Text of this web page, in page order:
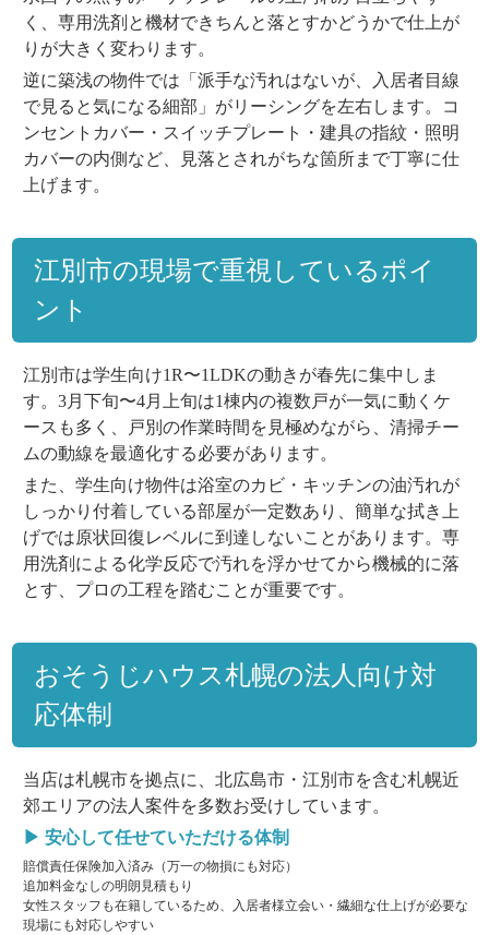
く、専用洗剤と機材できちんと落とすかどうかで仕上が
りが大きく変わります。
逆に築浅の物件では「派手な汚れはないが、入居者目線
で見ると気になる細部」がリーシングを左右します。コ
ンセントカバー・スイッチプレート・建具の指紋・照明
カバーの内側など、見落とされがちな箇所まで丁寧に仕
上げます。
江別市の現場で重視しているポイ
ント
江別市は学生向け1R〜1LDKの動きが春先に集中しま
す。3月下旬〜4月上旬は1棟内の複数戸が一気に動くケ
ースも多く、戸別の作業時間を見極めながら、清掃チー
ムの動線を最適化する必要があります。
また、学生向け物件は浴室のカビ・キッチンの油汚れが
しっかり付着している部屋が一定数あり、簡単な拭き上
げでは原状回復レベルに到達しないことがあります。専
用洗剤による化学反応で汚れを浮かせてから機械的に落
とす、プロの工程を踏むことが重要です。
おそうじハウス札幌の法人向け対
応体制
当店は札幌市を拠点に、北広島市・江別市を含む札幌近
郊エリアの法人案件を多数お受けしています。
▶ 安心して任せていただける体制
賠償責任保険加入済み（万一の物損にも対応）
追加料金なしの明朗見積もり
女性スタッフも在籍しているため、入居者様立会い・繊細な仕上げが必要な
現場にも対応しやすい